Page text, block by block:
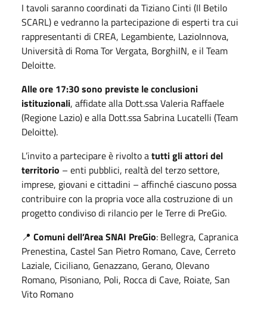
I tavoli saranno coordinati da Tiziano Cinti (Il Betilo
SCARL) e vedranno la partecipazione di esperti tra cui
rappresentanti di CREA, Legambiente, LazioInnova,
Università di Roma Tor Vergata, BorghiIN, e il Team
Deloitte.
Alle ore 17:30 sono previste le conclusioni
istituzionali, affidate alla Dott.ssa Valeria Raffaele
(Regione Lazio) e alla Dott.ssa Sabrina Lucatelli (Team
Deloitte).
L’invito a partecipare è rivolto atutti gli attori del
territorio – enti pubblici, realtà del terzo settore,
imprese, giovani e cittadini – affinché ciascuno possa
contribuire con la propria voce alla costruzione di un
progetto condiviso di rilancio per le Terre di PreGio.
📍 Comuni dell’Area SNAI PreGio: Bellegra, Capranica
Prenestina, Castel San Pietro Romano, Cave, Cerreto
Laziale, Ciciliano, Genazzano, Gerano, Olevano
Romano, Pisoniano, Poli, Rocca di Cave, Roiate, San
Vito Romano